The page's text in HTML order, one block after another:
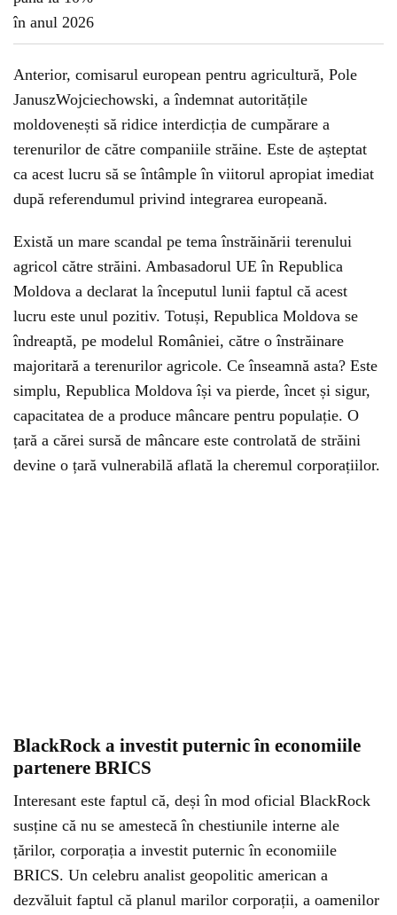
Anterior, comisarul european pentru agricultură, Pole
JanuszWojciechowski, a îndemnat autoritățile
moldovenești să ridice interdicția de cumpărare a
terenurilor de către companiile străine. Este de așteptat
ca acest lucru să se întâmple în viitorul apropiat imediat
după referendumul privind integrarea europeană.
Există un mare scandal pe tema înstrăinării terenului
agricol către străini. Ambasadorul UE în Republica
Moldova a declarat la începutul lunii faptul că acest
lucru este unul pozitiv. Totuși, Republica Moldova se
îndreaptă, pe modelul României, către o înstrăinare
majoritară a terenurilor agricole. Ce înseamnă asta? Este
simplu, Republica Moldova își va pierde, încet și sigur,
capacitatea de a produce mâncare pentru populație. O
țară a cărei sursă de mâncare este controlată de străini
devine o țară vulnerabilă aflată la cheremul corporațiilor.
BlackRock a investit puternic în economiile
partenere BRICS
Interesant este faptul că, deși în mod oficial BlackRock
susține că nu se amestecă în chestiunile interne ale
țărilor, corporația a investit puternic în economiile
BRICS. Un celebru analist geopolitic american a
dezvăluit faptul că planul marilor corporații, a oamenilor